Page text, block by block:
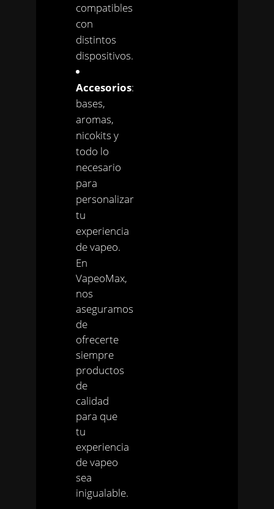
compatibles
con
distintos
dispositivos.
Accesorios:
bases,
aromas,
nicokits y
todo lo
necesario
para
personalizar
tu
experiencia
de vapeo.
En
VapeoMax,
nos
aseguramos
de
ofrecerte
siempre
productos
de
calidad
para que
tu
experiencia
de vapeo
sea
inigualable.